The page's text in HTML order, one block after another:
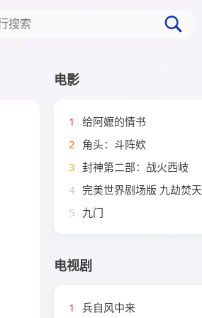
电影
1
给阿嬷的情书
2 角头：斗阵欸
3 封神第二部：战火西岐
4 完美世界剧场版 九劫焚天
5 九门
电视剧
1 兵自风中来